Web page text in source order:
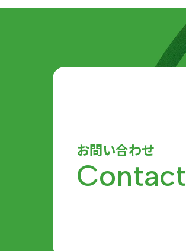
お問い合わせ
Contact